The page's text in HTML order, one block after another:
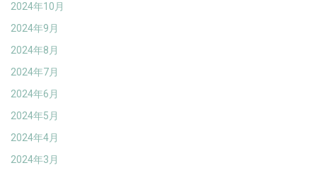
2024年10月
2024年9月
2024年8月
2024年7月
2024年6月
2024年5月
2024年4月
2024年3月